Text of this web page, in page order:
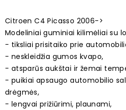
Citroen C4 Picasso 2006->
Modeliniai guminiai kilimėliai su
- tiksliai prisitaiko prie
- neskleidžia gumos kvapo,
- atsparūs aukštai ir žemai
- puikiai apsaugo automobilio
drėgmės,
- lengvai prižiūrimi, plaunami,